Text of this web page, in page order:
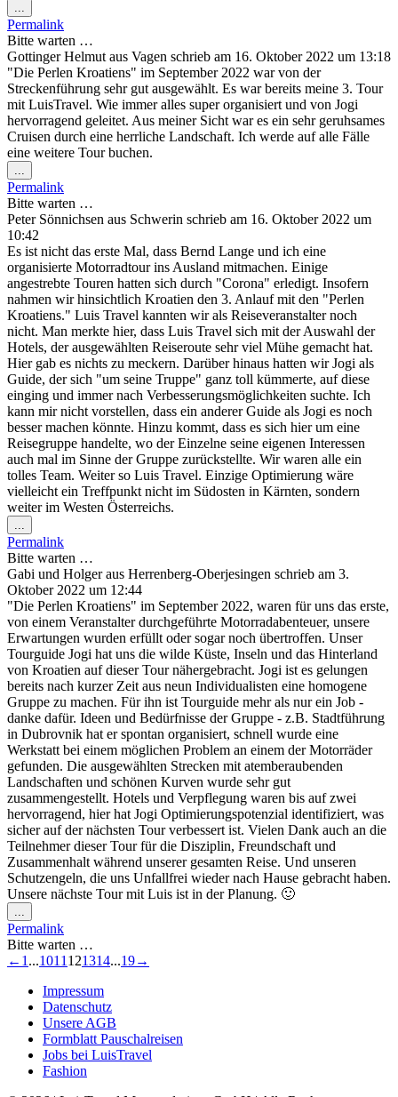
...
Metabox
ein-/ausblenden.
Permalink
Bitte warten …
Gottinger Helmutaus Vagen schrieb am 16. Oktober 2022 um 13:18
"Die Perlen Kroatiens" im September 2022 war von der
Streckenführung sehr gut ausgewählt. Es war bereits meine 3. Tour
mit LuisTravel. Wie immer alles super organisiert und von Jogi
hervorragend geleitet. Aus meiner Sicht war es ein sehr geruhsames
Cruisen durch eine herrliche Landschaft. Ich werde auf alle Fälle
eine weitere Tour buchen.
...
Metabox
ein-/ausblenden.
Permalink
Bitte warten …
Peter Sönnichsen aus Schwerin schrieb am 16. Oktober 2022 um
10:42
Es ist nicht das erste Mal, dass Bernd Lange und ich eine
organisierte Motorradtour ins Ausland mitmachen. Einige
angestrebte Touren hatten sich durch "Corona" erledigt. Insofern
nahmen wir hinsichtlich Kroatien den 3. Anlauf mit den "Perlen
Kroatiens." Luis Travel kannten wir als Reiseveranstalter noch
nicht. Man merkte hier, dass Luis Travel sich mit der Auswahl der
Hotels, der ausgewählten Reiseroute sehr viel Mühe gemacht hat.
Hier gab es nichts zu meckern. Darüber hinaus hatten wir Jogi als
Guide, der sich "um seine Truppe" ganz toll kümmerte, auf diese
einging und immer nach Verbesserungsmöglichkeiten suchte. Ich
kann mir nicht vorstellen, dass ein anderer Guide als Jogi es noch
besser machen könnte. Hinzu kommt, dass es sich hier um eine
Reisegruppe handelte, wo der Einzelne seine eigenen Interessen
auch mal im Sinne der Gruppe zurückstellte. Wir waren alle ein
tolles Team. Weiter so Luis Travel. Einzige Optimierung wäre
vielleicht ein Treffpunkt nicht im Südosten in Kärnten, sondern
weiter im Westen Österreichs.
...
Metabox
ein-/ausblenden.
Permalink
Bitte warten …
Gabi und Holgeraus Herrenberg-Oberjesingen schrieb am 3.
Oktober 2022 um 12:44
"Die Perlen Kroatiens" im September 2022, waren für uns das erste,
von einem Veranstalter durchgeführte Motorradabenteuer, unsere
Erwartungen wurden erfüllt oder sogar noch übertroffen. Unser
Tourguide Jogi hat uns die wilde Küste, Inseln und das Hinterland
von Kroatien auf dieser Tour nähergebracht. Jogi ist es gelungen
bereits nach kurzer Zeit aus neun Individualisten eine homogene
Gruppe zu machen. Für ihn ist Tourguide mehr als nur ein Job -
danke dafür. Ideen und Bedürfnisse der Gruppe - z.B. Stadtführung
in Dubrovnik hat er spontan organisiert, schnell wurde eine
Werkstatt bei einem möglichen Problem an einem der Motorräder
gefunden. Die ausgewählten Strecken mit atemberaubenden
Landschaften und schönen Kurven wurde sehr gut
zusammengestellt. Hotels und Verpflegung waren bis auf zwei
hervorragend, hier hat Jogi Optimierungspotenzial identifiziert, was
sicher auf der nächsten Tour verbessert ist. Vielen Dank auch an die
Teilnehmer dieser Tour für die Disziplin, Freundschaft und
Zusammenhalt während unserer gesamten Reise. Und unseren
Schutzengeln, die uns Unfallfrei wieder nach Hause gebracht haben.
Unsere nächste Tour mit Luis ist in der Planung. 🙂
...
Metabox
ein-/ausblenden.
Permalink
Bitte warten …
Navigation
Gästebuchliste
← 1...1011121314...19→
Impressum
Datenschutz
Unsere AGB
Formblatt Pauschalreisen
Jobs bei LuisTravel
Fashion